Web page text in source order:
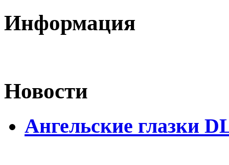
Информация
Новости
Ангельские глазки